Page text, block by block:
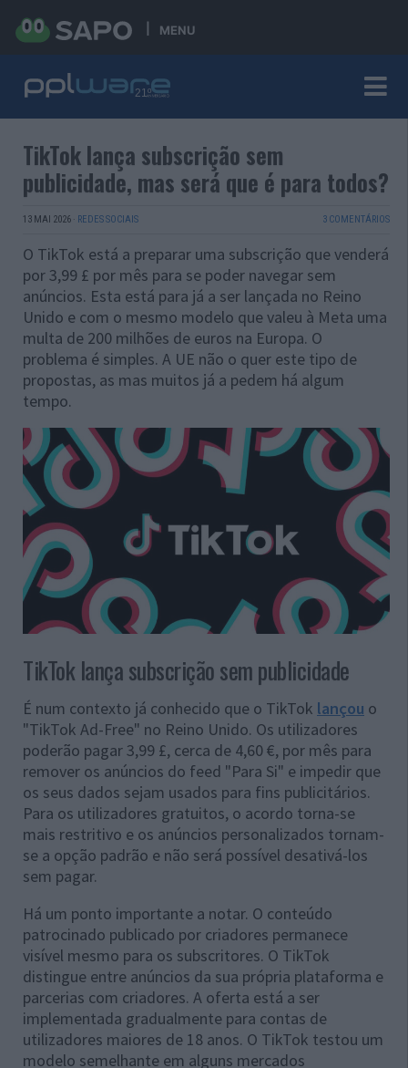
MENU
TikTok lança subscrição sem
publicidade, mas será que é para todos?
13 MAI 2026 · REDES SOCIAIS 3 COMENTÁRIOS
O TikTok está a preparar uma subscrição que venderá
por 3,99 £ por mês para se poder navegar sem
anúncios. Esta está para já a ser lançada no Reino
Unido e com o mesmo modelo que valeu à Meta uma
multa de 200 milhões de euros na Europa. O
problema é simples. A UE não o quer este tipo de
propostas, as mas muitos já a pedem há algum
tempo.
TikTok lança subscrição sem publicidade
É num contexto já conhecido que o TikTok lançou o
"TikTok Ad-Free" no Reino Unido. Os utilizadores
poderão pagar 3,99 £, cerca de 4,60 €, por mês para
remover os anúncios do feed "Para Si" e impedir que
os seus dados sejam usados para fins publicitários.
Para os utilizadores gratuitos, o acordo torna-se
mais restritivo e os anúncios personalizados tornam-
se a opção padrão e não será possível desativá-los
sem pagar.
Há um ponto importante a notar. O conteúdo
patrocinado publicado por criadores permanece
visível mesmo para os subscritores. O TikTok
distingue entre anúncios da sua própria plataforma e
parcerias com criadores. A oferta está a ser
implementada gradualmente para contas de
utilizadores maiores de 18 anos. O TikTok testou um
modelo semelhante em alguns mercados